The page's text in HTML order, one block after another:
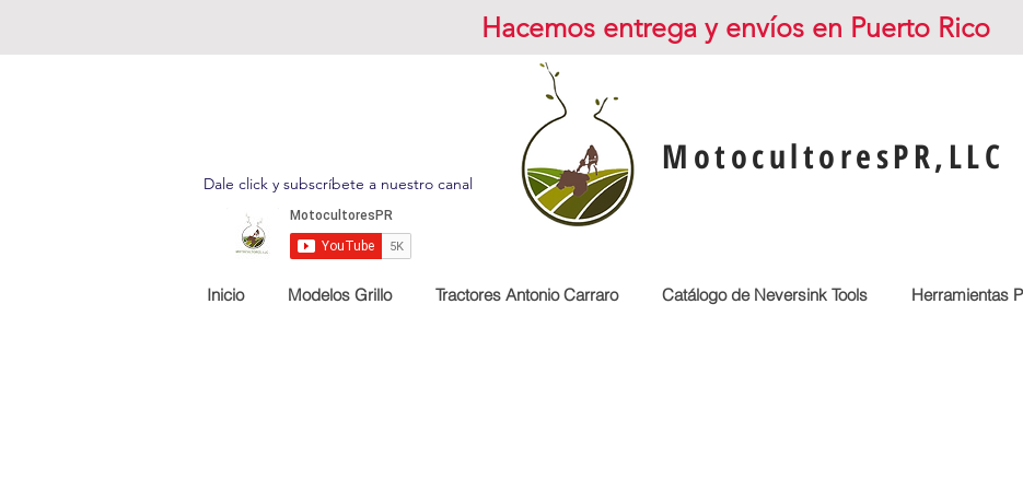
Hacemos entrega y envíos en Puerto Rico
Dale click y subscríbete a nuestro canal
MotocultoresPR,LLC
Inicio Modelos Grillo Tractores Antonio Carraro Catálogo de Neversink Tools Herramientas